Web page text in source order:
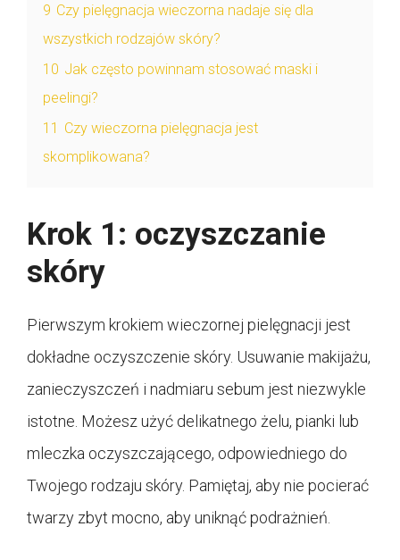
9 Czy pielęgnacja wieczorna nadaje się dla
wszystkich rodzajów skóry?
10 Jak często powinnam stosować maski i
peelingi?
11 Czy wieczorna pielęgnacja jest
skomplikowana?
Krok 1: oczyszczanie
skóry
Pierwszym krokiem wieczornej pielęgnacji jest
dokładne oczyszczenie skóry. Usuwanie makijażu,
zanieczyszczeń i nadmiaru sebum jest niezwykle
istotne. Możesz użyć delikatnego żelu, pianki lub
mleczka oczyszczającego, odpowiedniego do
Twojego rodzaju skóry. Pamiętaj, aby nie pocierać
twarzy zbyt mocno, aby uniknąć podrażnień.